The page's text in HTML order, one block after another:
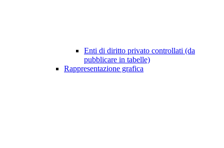
Enti di diritto privato controllati (da
pubblicare in tabelle)
Rappresentazione grafica